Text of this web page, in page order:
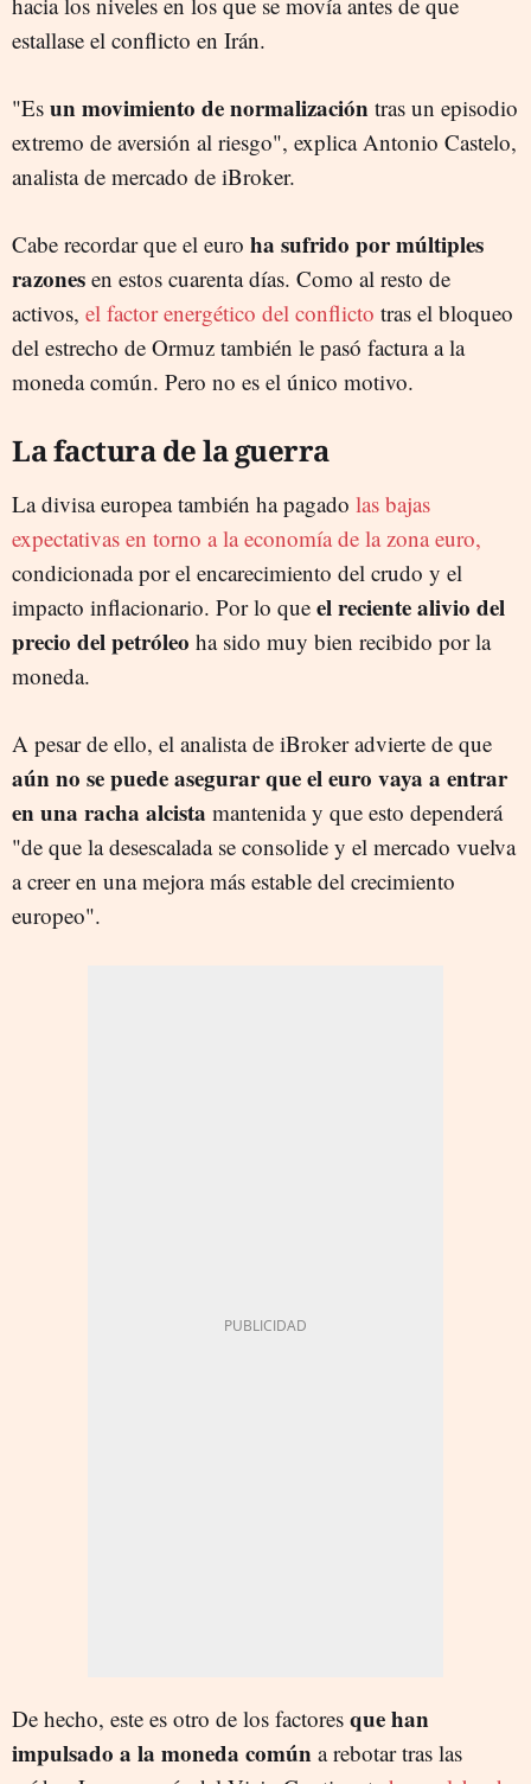
estallase el conflicto en Irán.
"Es un movimiento de normalización tras un episodio
extremo de aversión al riesgo", explica Antonio Castelo,
analista de mercado de iBroker.
Cabe recordar que el euro ha sufrido por múltiples
razones en estos cuarenta días. Como al resto de
activos, el factor energético del conflicto tras el bloqueo
del estrecho de Ormuz también le pasó factura a la
moneda común. Pero no es el único motivo.
La factura de la guerra
La divisa europea también ha pagado las bajas
expectativas en torno a la economía de la zona euro,
condicionada por el encarecimiento del crudo y el
impacto inflacionario. Por lo que el reciente alivio del
precio del petróleo ha sido muy bien recibido por la
moneda.
A pesar de ello, el analista de iBroker advierte de que
aún no se puede asegurar que el euro vaya a entrar
en una racha alcista mantenida y que esto dependerá
"de que la desescalada se consolide y el mercado vuelva
a creer en una mejora más estable del crecimiento
europeo".
De hecho, este es otro de los factores que han
impulsado a la moneda común a rebotar tras las